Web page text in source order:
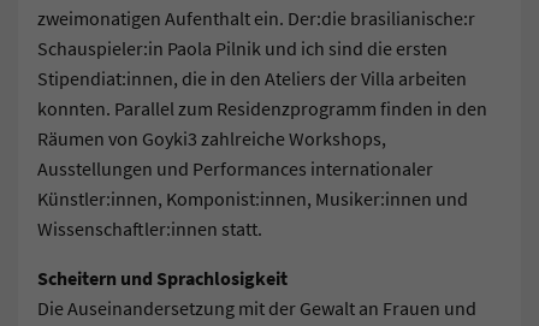
zweimonatigen Aufenthalt ein. Der:die brasilianische:r
Schauspieler:in Paola Pilnik und ich sind die ersten
Stipendiat:innen, die in den Ateliers der Villa arbeiten
konnten. Parallel zum Residenzprogramm finden in den
Räumen von Goyki3 zahlreiche Workshops,
Ausstellungen und Performances internationaler
Künstler:innen, Komponist:innen, Musiker:innen und
Wissenschaftler:innen statt.
Scheitern und Sprachlosigkeit
Die Auseinandersetzung mit der Gewalt an Frauen und